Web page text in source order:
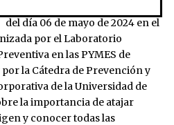
día 06 de mayo de 2024 en el
por el Laboratorio
en las PYMES de
por la Cátedra de Prevención y
de la Universidad de
la importancia de atajar
y conocer todas las